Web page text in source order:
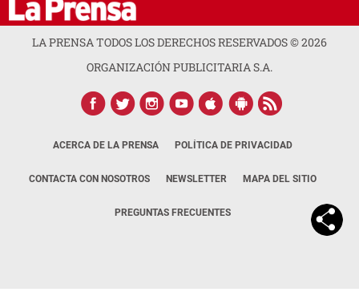
LA PRENSA TODOS LOS DERECHOS RESERVADOS ©2026
ORGANIZACIÓN PUBLICITARIA S.A.
ACERCA DE LA PRENSA POLÍTICA DE PRIVACIDAD
CONTACTA CON NOSOTROS NEWSLETTER MAPA DEL SITIO
PREGUNTAS FRECUENTES